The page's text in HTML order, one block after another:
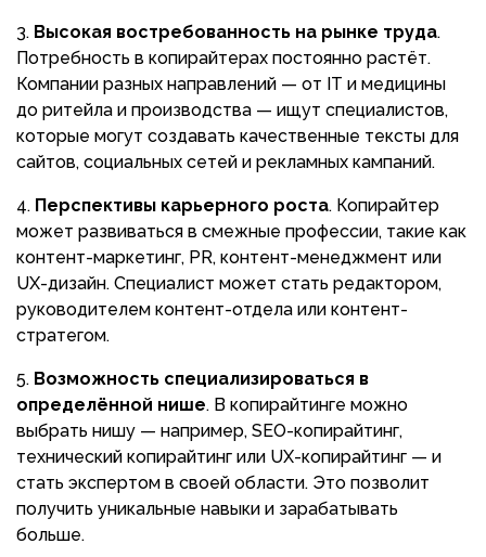
Высокая востребованность на рынке труда.
Потребность в копирайтерах постоянно растёт.
Компании разных направлений — от IT и медицины
до ритейла и производства — ищут специалистов,
которые могут создавать качественные тексты для
сайтов, социальных сетей и рекламных кампаний.
Перспективы карьерного роста. Копирайтер
может развиваться в смежные профессии, такие как
контент-маркетинг, PR, контент-менеджмент или
UX-дизайн. Специалист может стать редактором,
руководителем контент-отдела или контент-
стратегом.
Возможность специализироваться в
определённой нише. В копирайтинге можно
выбрать нишу — например, SEO-копирайтинг,
технический копирайтинг или UX-копирайтинг — и
стать экспертом в своей области. Это позволит
получить уникальные навыки и зарабатывать
больше.